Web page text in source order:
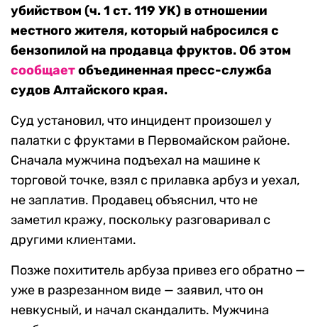
убийством (ч. 1 ст. 119 УК) в отношении
местного жителя, который набросился с
бензопилой на продавца фруктов. Об этом
сообщаетобъединенная пресс-служба
судов Алтайского края.
Суд установил, что инцидент произошел у
палатки с фруктами в Первомайском районе.
Сначала мужчина подъехал на машине к
торговой точке, взял с прилавка арбуз и уехал,
не заплатив. Продавец объяснил, что не
заметил кражу, поскольку разговаривал с
другими клиентами.
Позже похититель арбуза привез его обратно —
уже в разрезанном виде — заявил, что он
невкусный, и начал скандалить. Мужчина